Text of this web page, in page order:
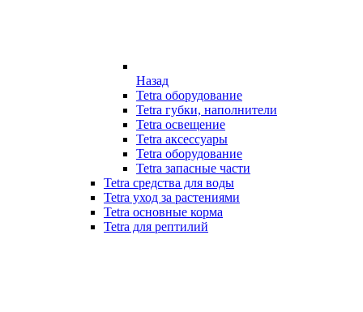
Назад
Tetra оборудование
Tetra губки, наполнители
Tetra освещение
Tetra аксессуары
Tetra оборудование
Tetra запасные части
Tetra средства для воды
Tetra уход за растениями
Tetra основные корма
Tetra для рептилий